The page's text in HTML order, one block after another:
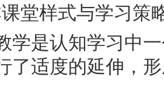
堂样式与学习策
是认知学习中一
了适度的延伸，